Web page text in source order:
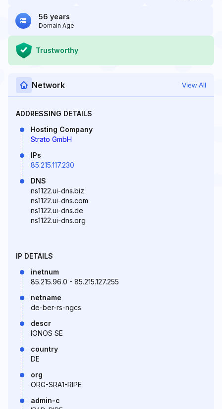
56 years
Domain Age
Trustworthy
Network View All
ADDRESSING DETAILS
Hosting Company
Strato GmbH
IPs
85.215.117.230
DNS
ns1122.ui-dns.biz
ns1122.ui-dns.com
ns1122.ui-dns.de
ns1122.ui-dns.org
IP DETAILS
inetnum
85.215.96.0 - 85.215.127.255
netname
de-ber-rs-ngcs
descr
IONOS SE
country
DE
org
ORG-SRA1-RIPE
admin-c